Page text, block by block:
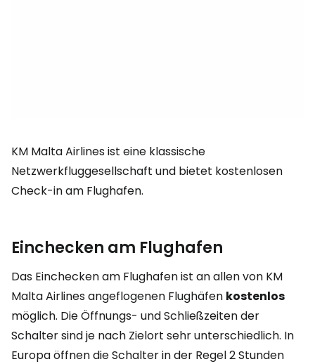
KM Malta Airlines ist eine klassische
Netzwerkfluggesellschaft und bietet kostenlosen
Check-in am Flughafen.
Einchecken am Flughafen
Das Einchecken am Flughafen ist an allen von KM
Malta Airlines angeflogenen Flughäfen kostenlos
möglich. Die Öffnungs- und Schließzeiten der
Schalter sind je nach Zielort sehr unterschiedlich. In
Europa öffnen die Schalter in der Regel 2 Stunden